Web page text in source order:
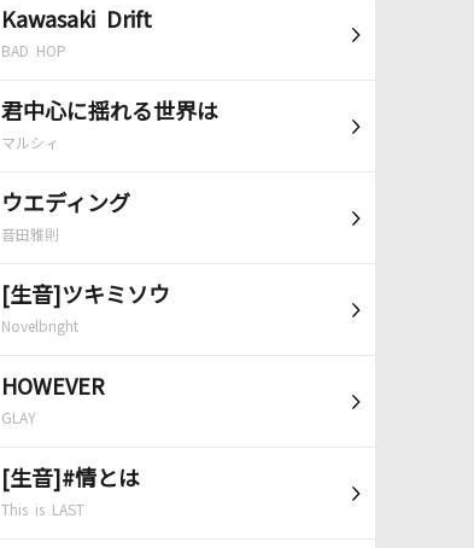
Kawasaki Drift
BAD HOP
君中心に揺れる世界は
マルシィ
ウエディング
音田雅則
[生音]ツキミソウ
Novelbright
HOWEVER
GLAY
[生音]#情とは
This is LAST